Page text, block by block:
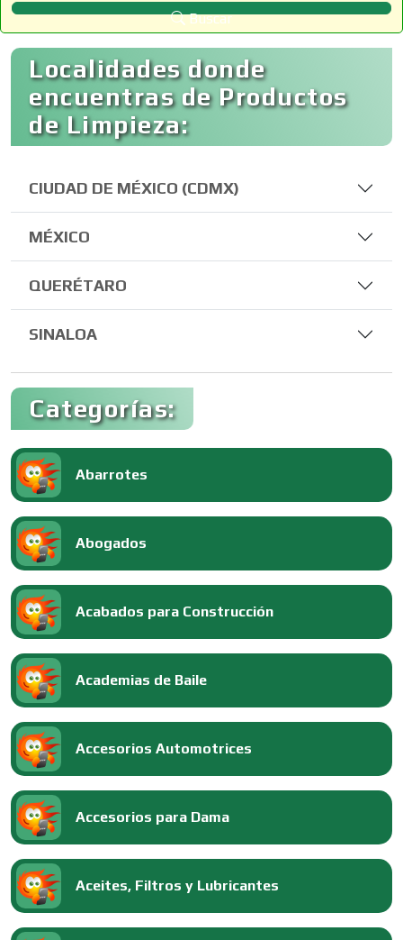
Buscar
Localidades donde
encuentras de Productos
de Limpieza:
CIUDAD DE MÉXICO (CDMX)
MÉXICO
QUERÉTARO
SINALOA
Categorías:
Abarrotes
Abogados
Acabados para Construcción
Academias de Baile
Accesorios Automotrices
Accesorios para Dama
Aceites, Filtros y Lubricantes